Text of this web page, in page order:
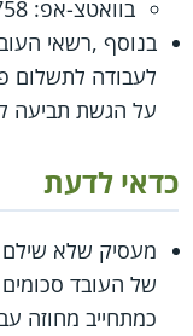
בוואטצ-אפ: 0506-290758.
בנוסף ,רשאי
לעבודה לתשלום
על הגשת תביעה
כדאי לדעת
מעסיק שלא שילם
של העובד
כמתחייב מחוזה